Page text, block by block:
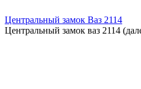
Центральный замок Ваз 2114
Центральный замок ваз 2114